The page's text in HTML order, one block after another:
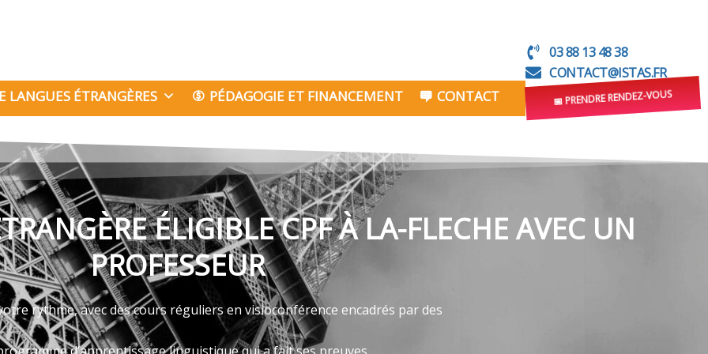
LANGUES ÉTRANGÈRES PÉDAGOGIE ET FINANCEMENT CONTACT
03 88 13 48 38
CONTACT@ISTAS.FR
📅 PRENDRE RENDEZ-VOUS
ÉLIGIBLE CPF À LA-FLECHE AVEC UN
PROFESSEUR
rythme, avec des cours réguliers en visioconférence encadrés par des